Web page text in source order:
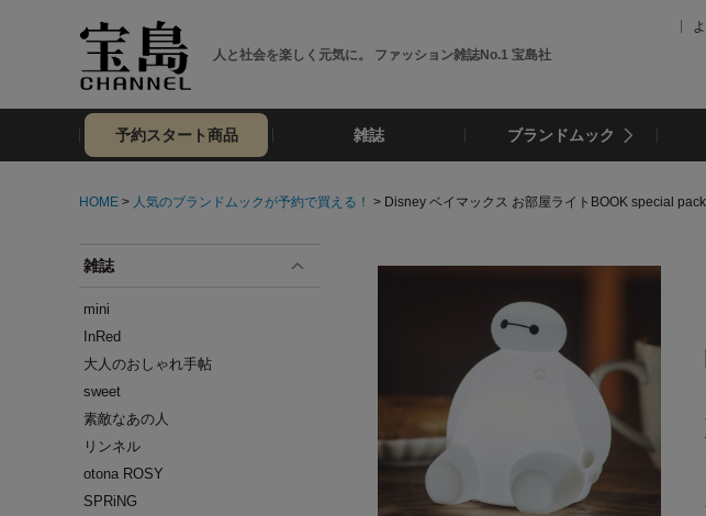
人と社会を楽しく元気に。 ファッション雑誌No.1 宝島社
予約スタート商品 雑誌 ブランドムック
HOME > 人気のブランドムックが予約で買える！ > Disney ベイマックス お部屋ライトBOOK special
雑誌
mini
InRed
大人のおしゃれ手帖
sweet
素敵なあの人
リンネル
otona ROSY
SPRiNG